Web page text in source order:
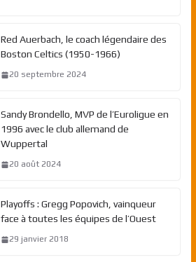
Red Auerbach, le coach légendaire des
Boston Celtics (1950-1966)
20 septembre 2024
Sandy Brondello, MVP de l’Euroligue en
1996 avec le club allemand de
Wuppertal
20 août 2024
Playoffs : Gregg Popovich, vainqueur
face à toutes les équipes de l’Ouest
29 janvier 2018